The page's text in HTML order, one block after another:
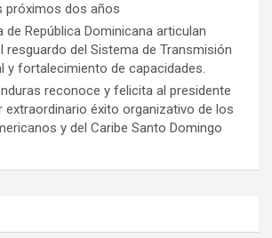
próximos dos años
de República Dominicana articulan
resguardo del Sistema de Transmisión
y fortalecimiento de capacidades.
reconoce y felicita al presidente
extraordinario éxito organizativo de los
y del Caribe Santo Domingo